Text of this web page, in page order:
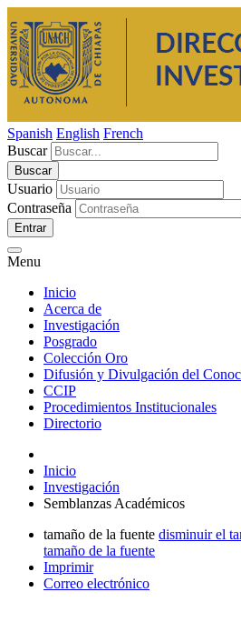
Spanish English French
Buscar
Usuario
Contraseña
Entrar
Menu
Inicio
Acerca de
Investigación
Posgrado
Colección Oro
Difusión y Divulgación del
CCIP
Procedimientos Institucionales
Directorio
Inicio
Investigación
Semblanzas Académicos
tamaño de la fuente disminuir el
tamaño de la fuente
Imprimir
Correo electrónico